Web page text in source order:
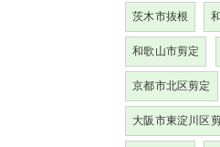
茨木市抜根
和歌山市剪定
京都市北区剪定
大阪市東淀川区